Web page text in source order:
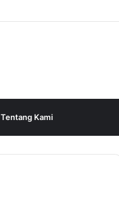
Tentang Kami